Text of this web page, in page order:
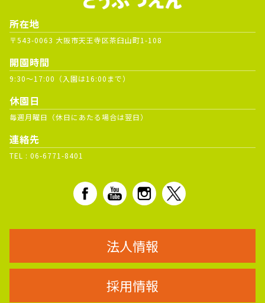
所在地
〒543-0063 大阪市天王寺区茶臼山町1-108
開園時間
9:30～17:00（入園は16:00まで）
休園日
毎週月曜日（休日にあたる場合は翌日）
連絡先
TEL : 06-6771-8401
法人情報
採用情報